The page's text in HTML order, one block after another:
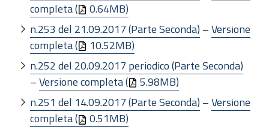
completa (
0.64MB)
n.253 del 21.09.2017 (Parte Seconda) –Versione
completa (
10.52MB)
n.252 del 20.09.2017 periodico (Parte Seconda)
–Versione completa (
5.98MB)
n.251 del 14.09.2017 (Parte Seconda) –Versione
completa (
0.51MB)